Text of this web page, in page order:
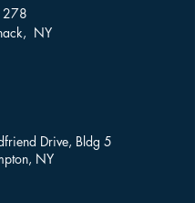
278
NY
Drive, Bldg 5
NY